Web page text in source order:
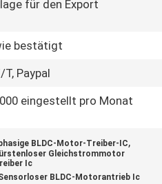
für den Export
bestätigt
T, Paypal
eingestellt pro Monat
BLDC-Motor-Treiber-IC,
Gleichstrommotor
Ic
BLDC-Motorantrieb Ic